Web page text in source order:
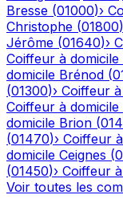
Bresse (01000)›
Christophe (01800)
Jérôme (01640)›
Coiffeur à domicile
domicile Brénod (
(01300)› Coiffeur
Coiffeur à domicile
domicile Brion (
(01470)› Coiffeur
domicile Ceignes (
(01450)› Coiffeur
Voir toutes les